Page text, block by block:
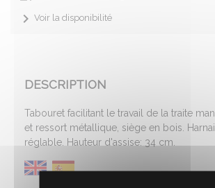
Voir la disponibilité
DESCRIPTION
Tabouret facilitant le travail de la traite
et ressort métallique, siège en bois.
réglable. Hauteur d'assise: 34 cm.